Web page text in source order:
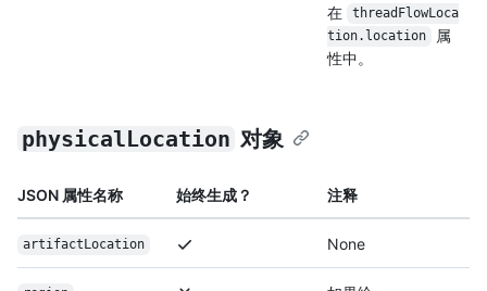
在
threadFlowLoca
tion.location
属
性中。
physicalLocation 对象
JSON 属性名称 始终生成？ 注释
artifactLocation None